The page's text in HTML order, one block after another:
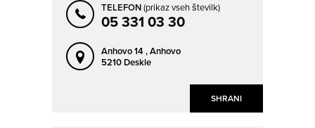
SHRANI
TELEFON(prikaz vseh številk)
05 331 03 30
Anhovo 14 ,Anhovo
5210 Deskle